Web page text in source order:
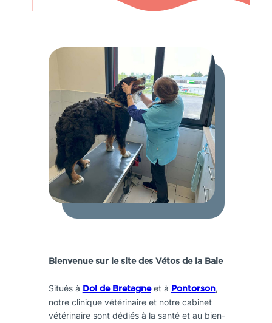
Bienvenue sur le site des Vétos de la Baie
Situés à Dol de Bretagneet à Pontorson,
notre clinique vétérinaire et notre cabinet
vétérinaire sont dédiés à la santé et au bien-